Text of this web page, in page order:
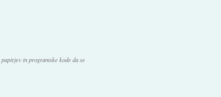
in programske kode da se